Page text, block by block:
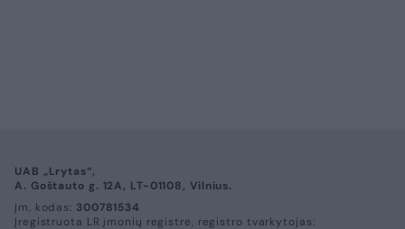
UAB „Lrytas“,
A. Goštauto g. 12A, LT-01108, Vilnius.
Įm. kodas: 300781534
Įregistruota LR įmonių registre, registro tvarkytojas: